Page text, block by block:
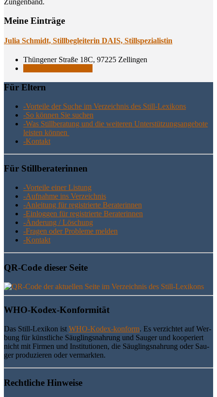
Zungenband.
Meine Einträge
Julia Schmidt, Still­be­glei­te­rin DAIS, Stillspezialistin
Thüngener Straße 18C, 97225 Zellingen
Für Eltern
-Vor­tei­le der Suche im Ver­zeich­nis des Still-Lexikons
-So kön­nen Sie suchen
-Was Still­be­ra­tung und die wei­te­ren Unter­stüt­zungs­an­ge­bo­te
leis­ten können
-Kon­takt
Für Still­be­ra­te­rin­nen
-Vor­tei­le einer Listung
-Auf­nah­me ins Verzeichnis
-Anlei­tung für regis­trier­te Beraterinnen
-Ein­log­gen für regis­trier­te Beraterinnen
-Ände­rung / Löschung
-Fra­gen oder Pro­ble­me melden
-Kon­takt
QR-Code die­ser Seite
WHO-Kodex-Kon­for­mi­tät
Das Still-Lexi­kon ist WHO-Kodex-kon­form. Es ver­zich­tet auf Wer­
bung für künst­li­che Säug­lings­nah­rung und Sau­ger und koope­riert
nicht mit Fir­men und Insti­tu­tio­nen, die Säug­lings­nah­rung oder Sau­
ger pro­du­zie­ren oder vermarkten.
Recht­li­che Hinweise